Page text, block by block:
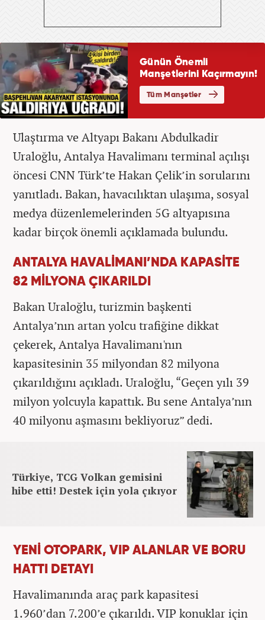
Ulaştırma ve Altyapı Bakanı Abdulkadir
Uraloğlu, Antalya Havalimanı terminal açılışı
öncesi CNN Türk’te Hakan Çelik’in sorularını
yanıtladı. Bakan, havacılıktan ulaşıma, sosyal
medya düzenlemelerinden 5G altyapısına
kadar birçok önemli açıklamada bulundu.
ANTALYA HAVALİMANI’NDA KAPASİTE
82 MİLYONA ÇIKARILDI
Bakan Uraloğlu, turizmin başkenti
Antalya’nın artan yolcu trafiğine dikkat
çekerek, Antalya Havalimanı'nın
kapasitesinin 35 milyondan 82 milyona
çıkarıldığını açıkladı. Uraloğlu, “Geçen yılı 39
milyon yolcuyla kapattık. Bu sene Antalya’nın
40 milyonu aşmasını bekliyoruz” dedi.
Türkiye, TCG Volkan gemisini
hibe etti! Destek için yola çıkıyor
YENİ OTOPARK, VIP ALANLAR VE BORU
HATTI DETAYI
Havalimanında araç park kapasitesi
1.960’dan 7.200’e çıkarıldı. VIP konuklar için